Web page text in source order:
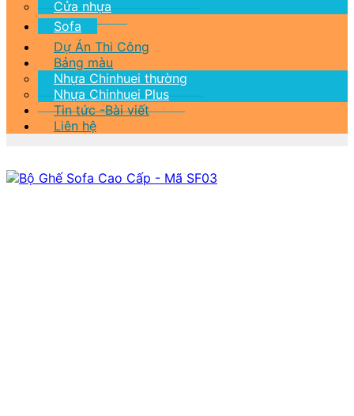
Cửa nhựa
Sofa
Dự Án Thi Công
Bảng màu
Nhựa Chinhuei thường
Nhựa Chinhuei Plus
Tin tức -Bài viết
Liên hệ